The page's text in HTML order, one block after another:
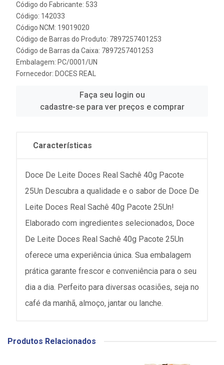
Código do Fabricante: 533
Código: 142033
Código NCM: 19019020
Código de Barras do Produto: 7897257401253
Código de Barras da Caixa: 7897257401253
Embalagem: PC/0001/UN
Fornecedor: DOCES REAL
Faça seu login ou
cadastre-se para ver preços e comprar
Características
Doce De Leite Doces Real Sachê 40g Pacote
25Un Descubra a qualidade e o sabor de Doce De
Leite Doces Real Sachê 40g Pacote 25Un!
Elaborado com ingredientes selecionados, Doce
De Leite Doces Real Sachê 40g Pacote 25Un
oferece uma experiência única. Sua embalagem
prática garante frescor e conveniência para o seu
dia a dia. Perfeito para diversas ocasiões, seja no
café da manhã, almoço, jantar ou lanche.
Produtos Relacionados